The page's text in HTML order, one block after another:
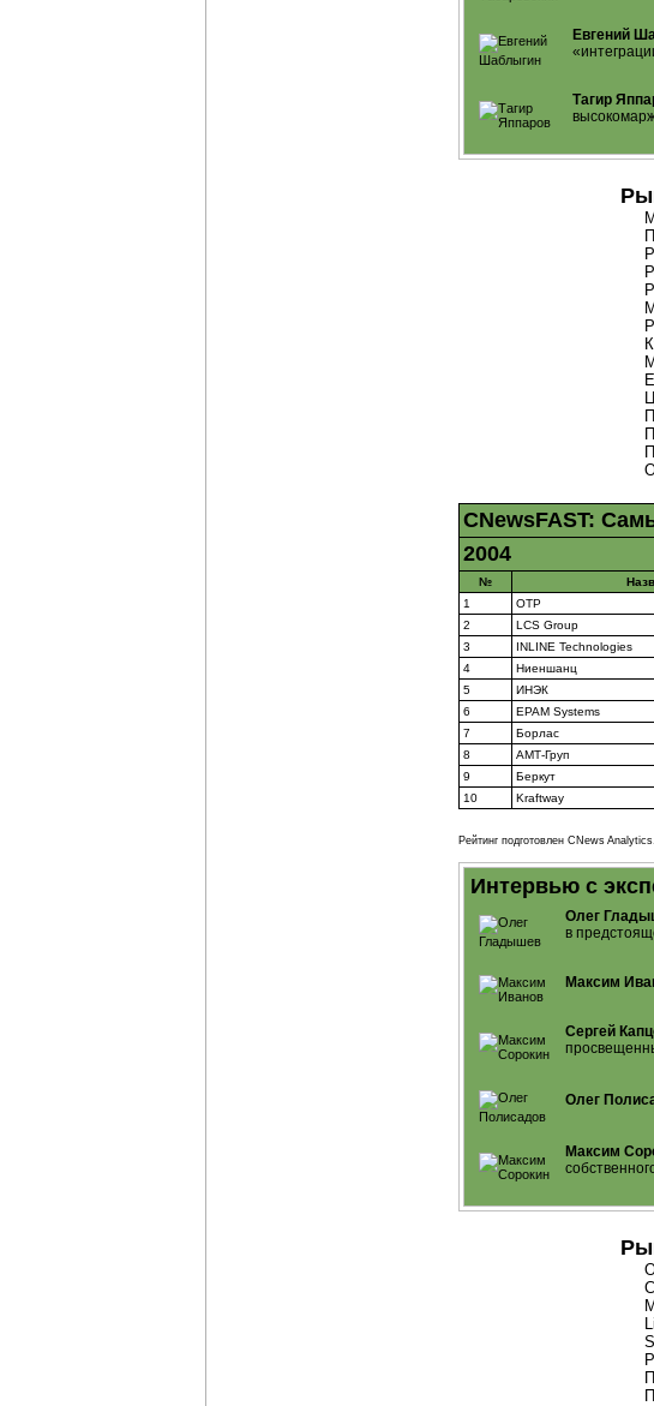
Евгений
Тагир
CNewsFAST:
2004
№
1
ОТР
2
LCS Group
3
INLINE Technologies
4
Ниеншанц
5
ИНЭК
6
EPAM Systems
7
Борлас
8
АМТ-Груп
9
Беркут
10
Kraftway
Рейтинг подготовлен CNews
Интервью с
Олег
в
Максим
Сергей
Олег
Максим